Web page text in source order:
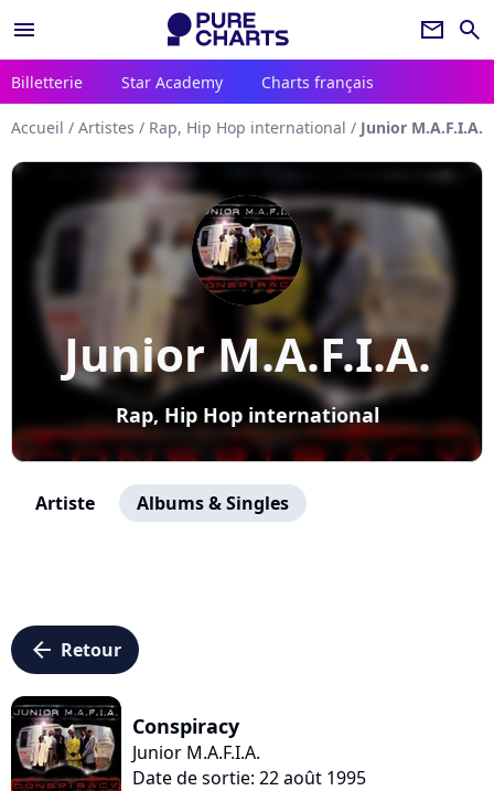
menu newsletter search
Billetterie Star Academy Charts français
Accueil / Artistes / Rap, Hip Hop international / Junior M.A.F.I.A.
Junior M.A.F.I.A.
Rap, Hip Hop international
Artiste Albums & Singles
arrow_left Retour
Conspiracy
Junior M.A.F.I.A.
Date de sortie: 22 août 1995